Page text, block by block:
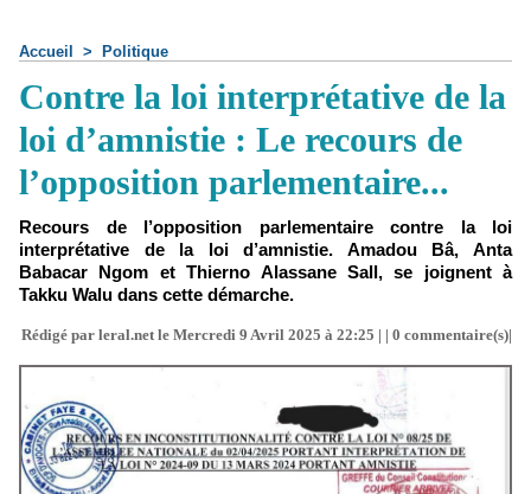
Accueil > Politique
Contre la loi interprétative de la
loi d’amnistie : Le recours de
l’opposition parlementaire...
Recours de l’opposition parlementaire contre la loi
interprétative de la loi d’amnistie. Amadou Bâ, Anta
Babacar Ngom et Thierno Alassane Sall, se joignent à
Takku Walu dans cette démarche.
Rédigé par leral.net le Mercredi 9 Avril 2025 à 22:25 | | 0 commentaire(s)|